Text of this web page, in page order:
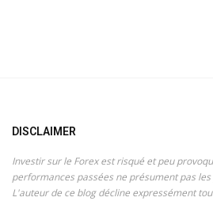
DISCLAIMER
Investir sur le Forex est risqué et peu
performances passées ne présument pas
L'auteur de ce blog décline expressément